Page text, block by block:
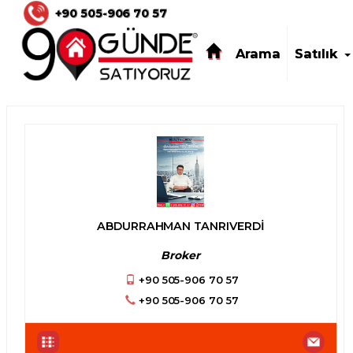
Altınordu Satılık Daire İlanları ve
+90 505-906 70 57
Arama Satılık
ABDURRAHMAN TANRIVERDİ
Broker
+90 505-906 70 57
+90 505-906 70 57